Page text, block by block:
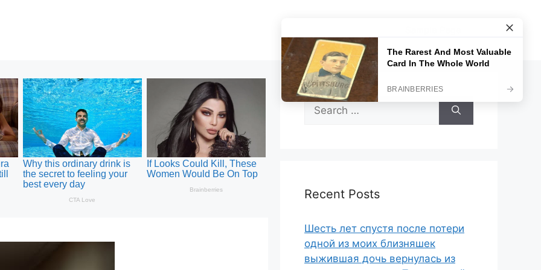
Search
for:
Recent Posts
Шесть лет спустя после потери
одной из моих близняшек
выжившая дочь вернулась из